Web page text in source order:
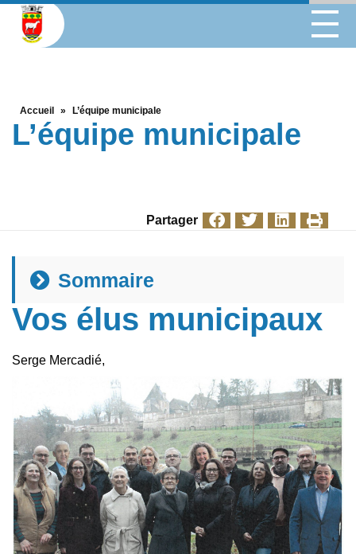
Accueil » L’équipe municipale
L’équipe municipale
Partager
Sommaire
Vos élus municipaux
Serge Mercadié,